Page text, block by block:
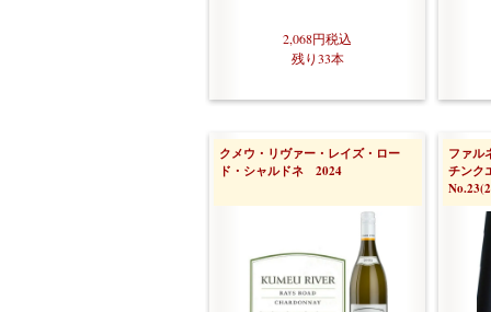
2,068円税込
残り33本
クメウ・リヴァー・レイズ・ロー
ド・シャルドネ 2024
ファル
チンク